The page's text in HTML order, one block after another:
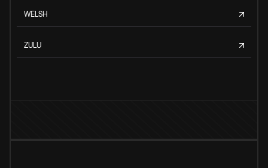
WELSH
ZULU